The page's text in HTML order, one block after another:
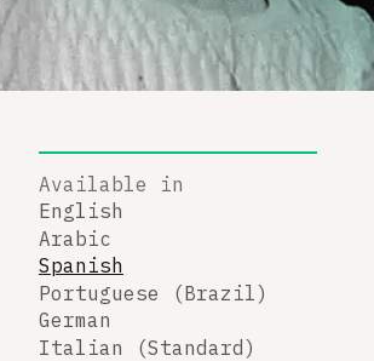
Available in
English
Arabic
Spanish
Portuguese (Brazil)
German
Italian (Standard)